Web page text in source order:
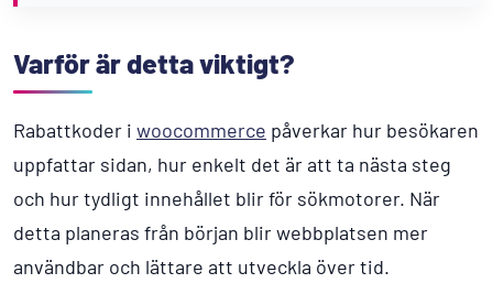
Varför är detta viktigt?
Rabattkoder i woocommerce påverkar hur besökaren
uppfattar sidan, hur enkelt det är att ta nästa steg
och hur tydligt innehållet blir för sökmotorer. När
detta planeras från början blir webbplatsen mer
användbar och lättare att utveckla över tid.